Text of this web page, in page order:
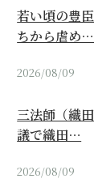
若い頃の豊
ちから虐め…
2026/08/09
三法師（織
議で織田…
2026/08/09